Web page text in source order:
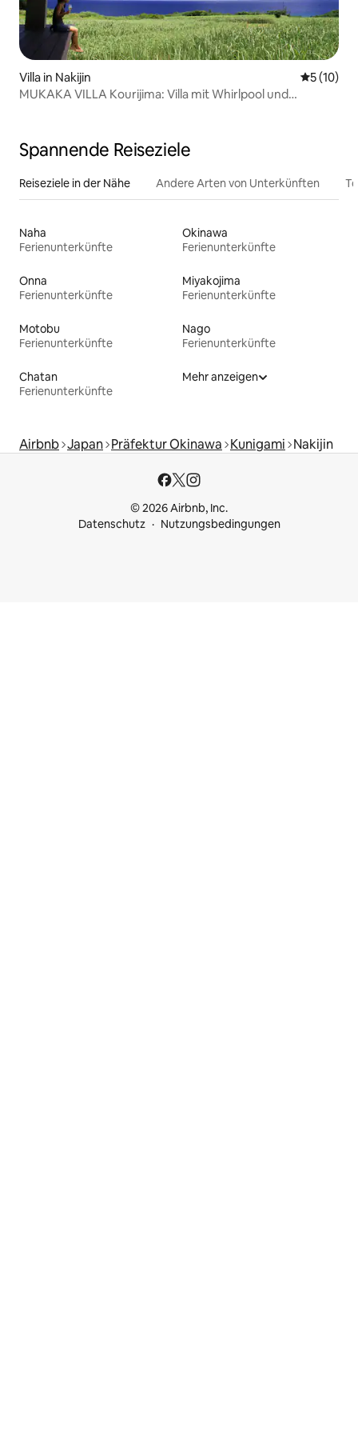
Villa in Nakijin
5 (10)
MUKAKA VILLA Kourijima: Villa mit Whirlpool und
Spannende Reiseziele
Reiseziele in der Nähe Andere Arten von Unterkünften
Naha
Ferienunterkünfte
Okinawa
Ferienunterkünfte
Onna
Ferienunterkünfte
Miyakojima
Ferienunterkünfte
Motobu
Ferienunterkünfte
Nago
Ferienunterkünfte
Chatan
Ferienunterkünfte
Mehr anzeigen
Airbnb Japan Präfektur Okinawa Kunigami Nakijin
© 2026 Airbnb, Inc.
Datenschutz
Nutzungsbedingungen